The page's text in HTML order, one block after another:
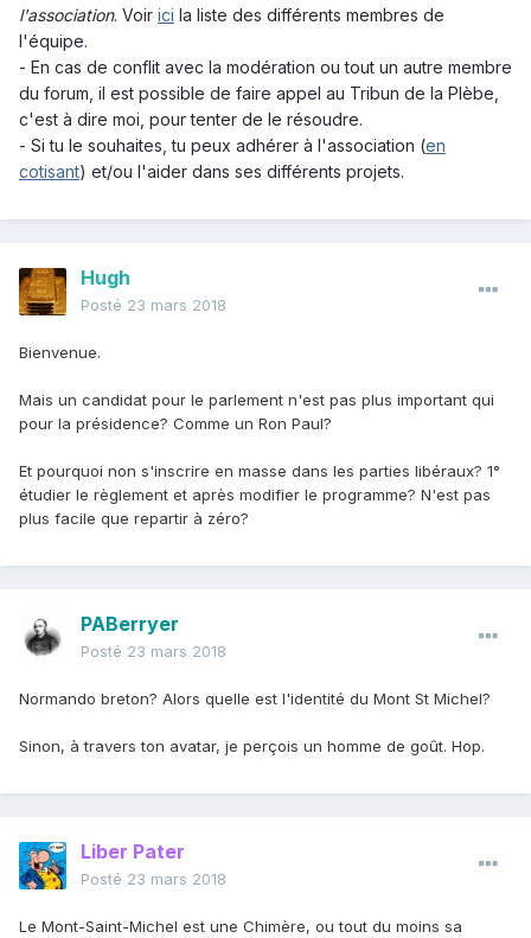
l'association. Voir ici la liste des différents membres de
l'équipe.
- En cas de conflit avec la modération ou tout un autre membre
du forum, il est possible de faire appel au Tribun de la Plèbe,
c'est à dire moi, pour tenter de le résoudre.
- Si tu le souhaites, tu peux adhérer à l'association (en
cotisant) et/ou l'aider dans ses différents projets.
Hugh
Posté 23 mars 2018
Bienvenue.
Mais un candidat pour le parlement n'est pas plus important qui
pour la présidence? Comme un Ron Paul?
Et pourquoi non s'inscrire en masse dans les parties libéraux? 1°
étudier le règlement et après modifier le programme? N'est pas
plus facile que repartir à zéro?
PABerryer
Posté 23 mars 2018
Normando breton? Alors quelle est l'identité du Mont St Michel?
Sinon, à travers ton avatar, je perçois un homme de goût. Hop.
Liber Pater
Posté 23 mars 2018
Le Mont-Saint-Michel est une Chimère, ou tout du moins sa